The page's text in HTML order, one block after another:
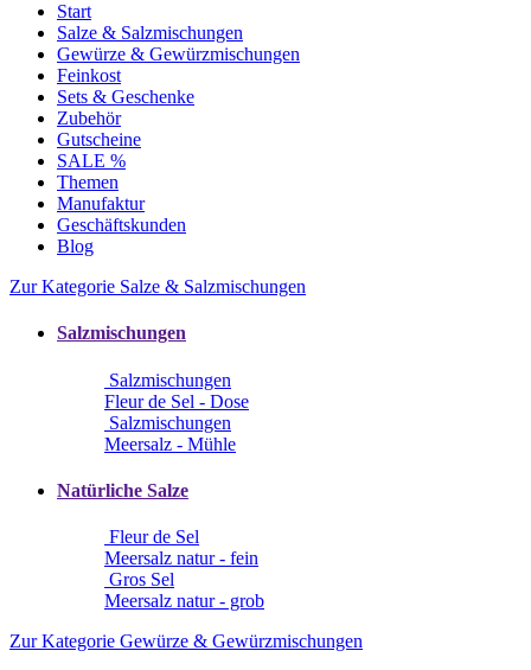
Start
Salze & Salzmischungen
Gewürze & Gewürzmischungen
Feinkost
Sets & Geschenke
Zubehör
Gutscheine
SALE %
Themen
Manufaktur
Geschäftskunden
Blog
Zur Kategorie Salze & Salzmischungen
Salzmischungen
Salzmischungen
Fleur de Sel - Dose
Salzmischungen
Meersalz - Mühle
Natürliche Salze
Fleur de Sel
Meersalz natur - fein
Gros Sel
Meersalz natur - grob
Zur Kategorie Gewürze & Gewürzmischungen